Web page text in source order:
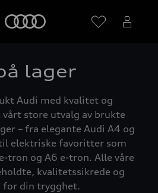
lager
Audi med kvalitet og
store utvalg av brukte
– fra elegante Audi A4 og
elektriske favoritter som
tron og A6 e-tron. Alle våre
kvalitetssikrede og
for din trygghet.